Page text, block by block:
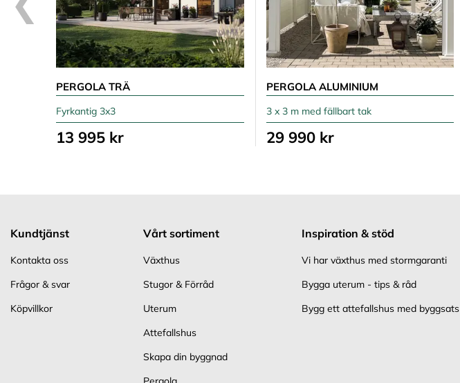
PERGOLA TRÄ
Fyrkantig 3x3
13 995 kr
PERGOLA ALUMINIUM
3 x 3 m med fällbart tak
29 990 kr
Kundtjänst
Kontakta oss
Frågor & svar
Köpvillkor
Vårt sortiment
Växthus
Stugor & Förråd
Uterum
Attefallshus
Skapa din byggnad
Inspiration & stöd
Vi har växthus med stormgaranti
Bygga uterum - tips & råd
Bygg ett attefallshus med byggsats